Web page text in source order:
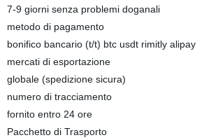
7-9 giorni senza problemi doganali
metodo di pagamento
bonifico bancario (t/t) btc usdt rimitly alipay
mercati di esportazione
globale (spedizione sicura)
numero di tracciamento
fornito entro 24 ore
Pacchetto di Trasporto